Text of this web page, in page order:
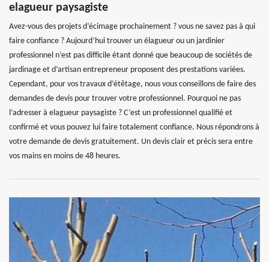
elagueur paysagiste
Avez-vous des projets d’écimage prochainement ? vous ne savez pas à qui
faire confiance ? Aujourd’hui trouver un élagueur ou un jardinier
professionnel n’est pas difficile étant donné que beaucoup de sociétés de
jardinage et d’artisan entrepreneur proposent des prestations variées.
Cependant, pour vos travaux d’étêtage, nous vous conseillons de faire des
demandes de devis pour trouver votre professionnel. Pourquoi ne pas
l’adresser à elagueur paysagiste ? C’est un professionnel qualifié et
confirmé et vous pouvez lui faire totalement confiance. Nous répondrons à
votre demande de devis gratuitement. Un devis clair et précis sera entre
vos mains en moins de 48 heures.